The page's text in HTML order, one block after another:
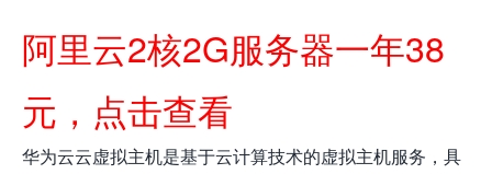
阿里云2核2G服务器一年38
元，点击查看
华为云云虚拟主机是基于云计算技术的虚拟主机服务，具